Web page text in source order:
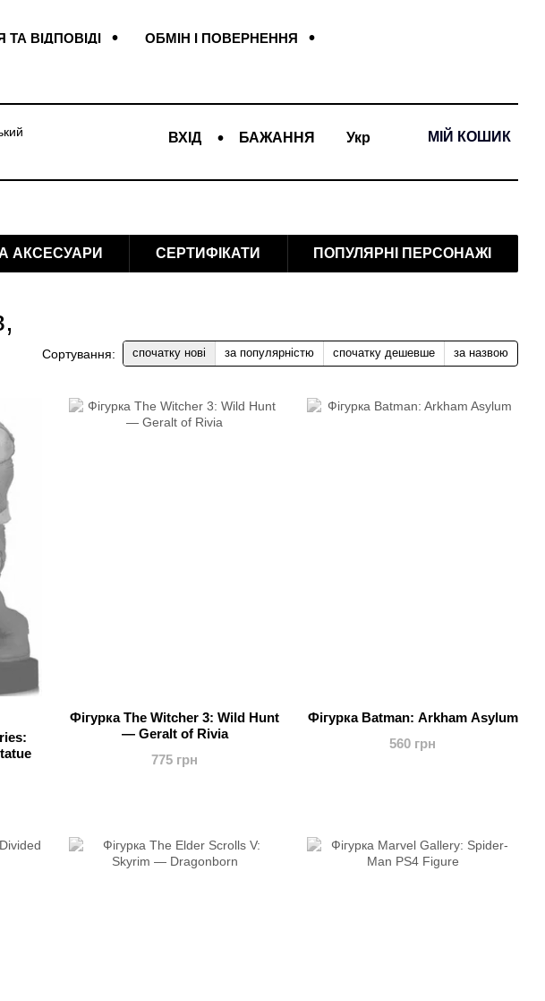
ТА ВІДПОВІДІ
ОБМІН І ПОВЕРНЕННЯ
ВХІД БАЖАННЯ Укр МІЙ КОШИК
АКСЕСУАРИ СЕРТИФІКАТИ ПОПУЛЯРНІ ПЕРСОНАЖІ
Сортування: спочатку нові за популярністю спочатку дешевше за назвою
Фігурка The Witcher 3: Wild Hunt
— Geralt of Rivia
775 грн
Фігурка Batman: Arkham Asylum
560 грн